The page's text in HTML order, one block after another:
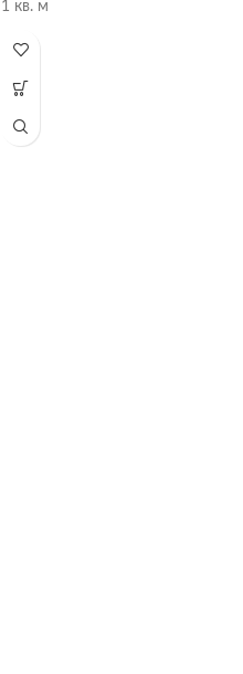
1 кв. м